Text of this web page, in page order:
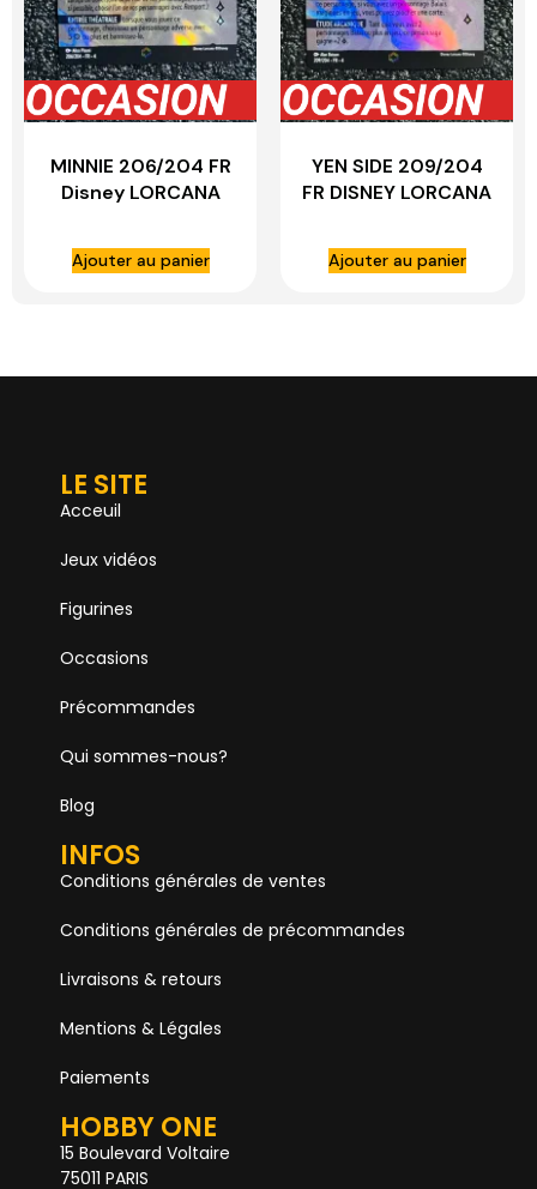
MINNIE 206/204 FR
Disney LORCANA
Ajouter au panier
YEN SIDE 209/204
FR DISNEY LORCANA
Ajouter au panier
LE SITE
Acceuil
Jeux vidéos
Figurines
Occasions
Précommandes
Qui sommes-nous?
Blog
INFOS
Conditions générales de ventes
Conditions générales de précommandes
Livraisons & retours
Mentions & Légales
Paiements
HOBBY ONE
15 Boulevard Voltaire
75011 PARIS